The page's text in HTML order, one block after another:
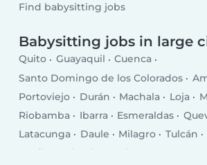
Find babysitting jobs
Babysitting jobs in large
Quito Guayaquil
Cuenca
Santo Domingo de los Colorados
Portoviejo
Durán Machala Loja
Riobamba
Ibarra Esmeraldas
Latacunga
Daule Milagro Tulcán
La Libertad
El Empalme